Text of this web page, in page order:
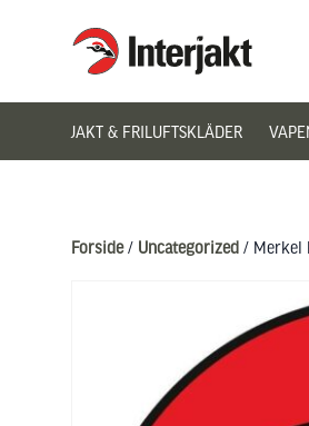
Interjakt DK
JAKT & FRILUFTSKLÄDER
Forside/ Uncategorized / Merkel